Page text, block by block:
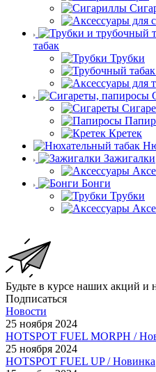
табак
Трубки
Кретек
Зажигалки
Бонги
Трубки
Будьте в курсе наших акций и
Подписаться
Новости
25 ноября 2024
HOTSPOT FUEL MORPH /
25 ноября 2024
HOTSPOT FUEL UP / Новинка